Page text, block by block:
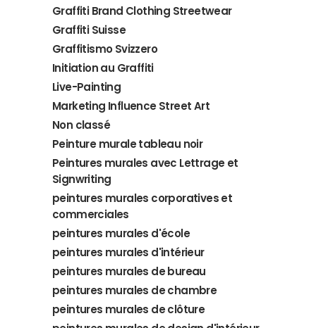
Graffiti Brand Clothing Streetwear
Graffiti Suisse
Graffitismo Svizzero
Initiation au Graffiti
Live-Painting
Marketing Influence Street Art
Non classé
Peinture murale tableau noir
Peintures murales avec Lettrage et
Signwriting
peintures murales corporatives et
commerciales
peintures murales d'école
peintures murales d'intérieur
peintures murales de bureau
peintures murales de chambre
peintures murales de clôture